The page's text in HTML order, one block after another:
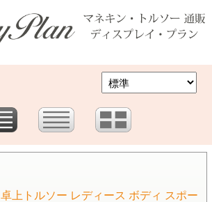
卓上トルソー レディース ボディ スポー